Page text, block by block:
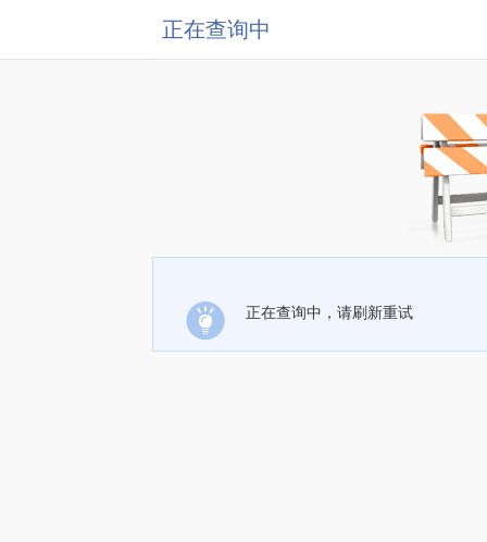
正在查询中
正在查询中，请刷新重试